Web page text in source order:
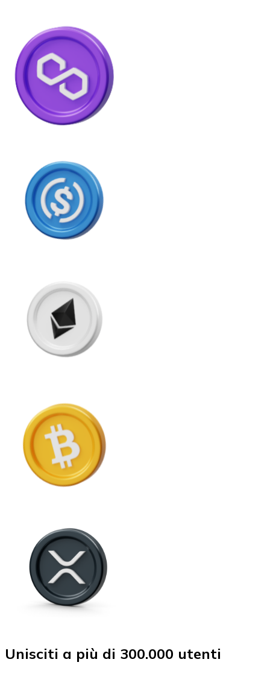
Unisciti a più di 300.000 utenti